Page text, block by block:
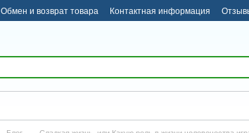
Обмен и возврат товара Контактная информация